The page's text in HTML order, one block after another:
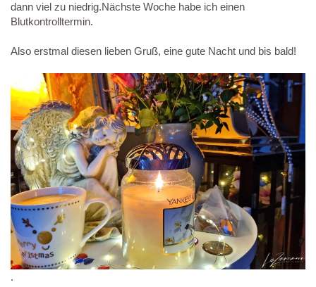
dann viel zu niedrig.Nächste Woche habe ich einen
Blutkontrolltermin.
Also erstmal diesen lieben Gruß, eine gute Nacht und bis bald!
.